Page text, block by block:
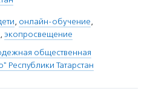
, онлайн-обучение,
, экопросвещение
общественная
Республики Татарстан